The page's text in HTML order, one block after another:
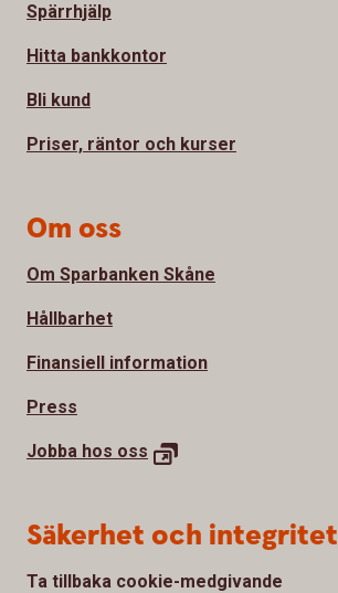
Spärrhjälp
Hitta bankkontor
Bli kund
Priser, räntor och kurser
Om oss
Om Sparbanken Skåne
Hållbarhet
Finansiell information
Press
Jobba hos oss
Säkerhet och integritet
Ta tillbaka cookie-medgivande